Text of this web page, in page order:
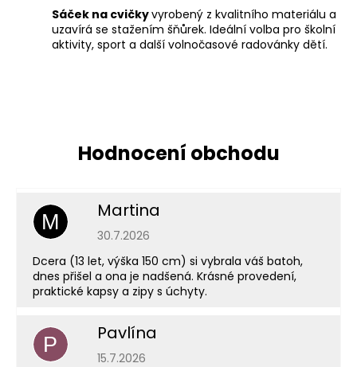
Sáček na cvičkyvyrobený z kvalitního materiálu a
uzavírá se stažením šňůrek. Ideální volba pro školní
aktivity, sport a další volnočasové radovánky dětí.
M Martina
Hodnocení obchodu je 5 z 5 hvězdiček.
30.7.2026
Dcera (13 let, výška 150 cm) si vybrala váš batoh,
dnes přišel a ona je nadšená. Krásné provedení,
praktické kapsy a zipy s úchyty.
P Pavlína
Hodnocení obchodu je 5 z 5 hvězdiček.
15.7.2026